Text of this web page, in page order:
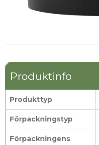
Produktinfo
Produkttyp
Förpackningstyp
Förpackningens